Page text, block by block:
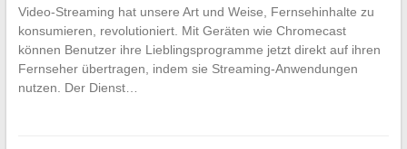
Video-Streaming hat unsere Art und Weise, Fernsehinhalte zu
konsumieren, revolutioniert. Mit Geräten wie Chromecast
können Benutzer ihre Lieblingsprogramme jetzt direkt auf ihren
Fernseher übertragen, indem sie Streaming-Anwendungen
nutzen. Der Dienst…